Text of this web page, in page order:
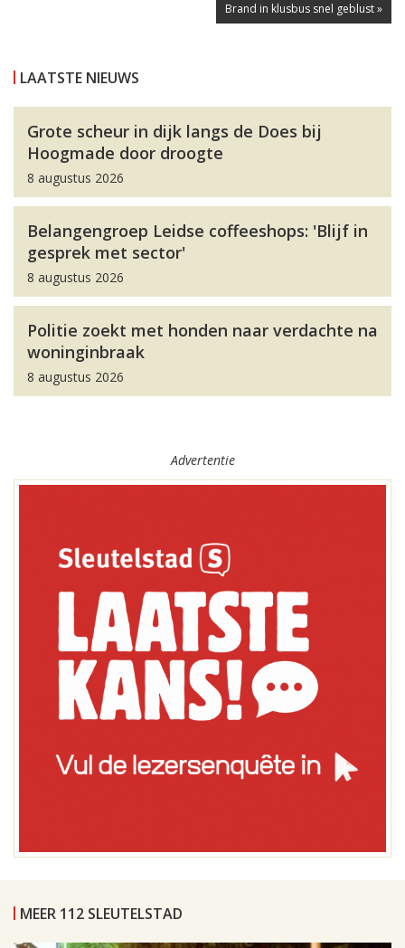
Brand in klusbus snel geblust »
LAATSTE NIEUWS
Grote scheur in dijk langs de Does bij
Hoogmade door droogte
8 augustus 2026
Belangengroep Leidse coffeeshops: 'Blijf in
gesprek met sector'
8 augustus 2026
Politie zoekt met honden naar verdachte na
woninginbraak
8 augustus 2026
Advertentie
MEER 112 SLEUTELSTAD